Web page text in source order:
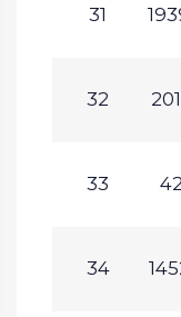
31
32
33
34